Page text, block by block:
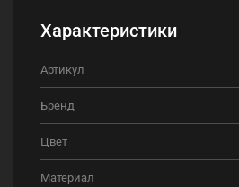
Характеристики
Артикул
Бренд
Цвет
Материал